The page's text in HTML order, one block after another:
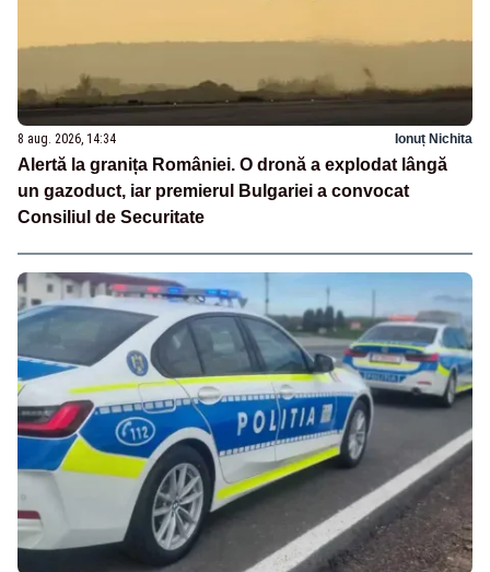
8 aug. 2026, 14:34 Ionuț Nichita
Alertă la granița României. O dronă a explodat lângă
un gazoduct, iar premierul Bulgariei a convocat
Consiliul de Securitate